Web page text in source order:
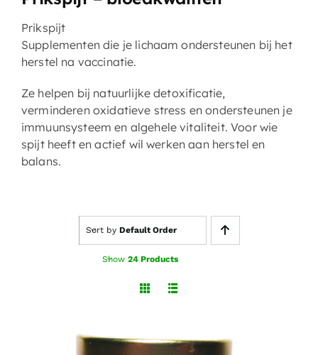
Prikspijt
Supplementen die je lichaam ondersteunen bij het
herstel na vaccinatie.
Ze helpen bij natuurlijke detoxificatie,
verminderen oxidatieve stress en ondersteunen je
immuunsysteem en algehele vitaliteit. Voor wie
spijt heeft en actief wil werken aan herstel en
balans.
Sort by Default Order
Show 24 Products